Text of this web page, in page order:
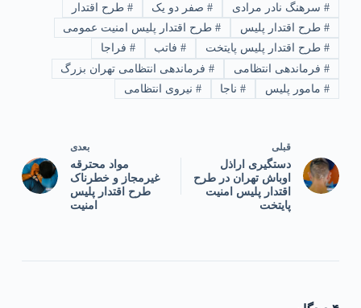
#سرهنگ نادر مرادی #صفر دو یک # طرح اقتدار
#طرح اقتدار پلیس #طرح اقتدار پلیس امنیت عمومی
#طرح اقتدار پلیس پایتخت #فاتب # فراجا
#فرماندهی انتظامی #فرماندهی انتظامی تهران بزرگ
#مامور پلیس #ناجا # نیروی انتظامی
قبلی
دستگیری اراذل
اوباش تهران در طرح
اقتدار پلیس امنیت
پایتخت
بعدی
مواد محترقه
غیرمجاز و خطرناک
طرح اقتدار پلیس
امنیت